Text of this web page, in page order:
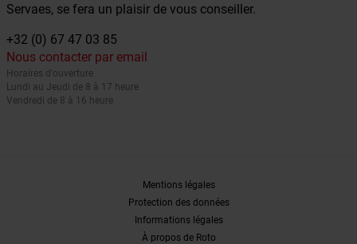
Servaes, se fera un plaisir de vous conseiller.
+32 (0) 67 47 03 85
Nous contacter par email
Horaires d'ouverture
Lundi au Jeudi de 8 à 17 heure
Vendredi de 8 à 16 heure
Mentions légales
Protection des données
Informations légales
À propos de Roto